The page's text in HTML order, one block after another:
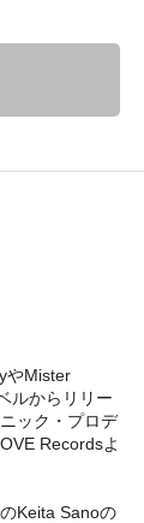
やMister
ルからリリー
ック・プロデ
Recordsよ
Keita Sanoの